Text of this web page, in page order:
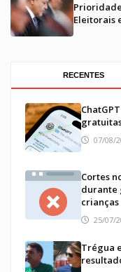
Eleitorais
RECENTES
07/08/
Cortes
durante
crianças
25/07/
Trégua